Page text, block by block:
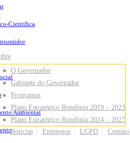
do
Rondônia
O Governador
Gabinete do Governador
Programas
Plano Estratégico Rondônia 2019 – 2023
Plano Estratégico Rondônia 2024 – 2027
Notícias Empregos LGPD Contato
Científica
Ambiental